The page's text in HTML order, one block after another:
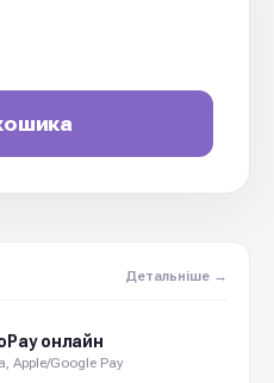
Детальніше →
онлайн
Apple/Google Pay